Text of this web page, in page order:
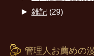
► 雑記(29)
管理人お薦めの